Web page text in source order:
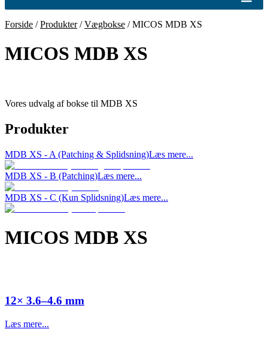
Forside /Produkter/Vægbokse /MICOS MDB XS
MICOS MDB XS
Vores udvalg af bokse til MDB XS
Produkter
MDB XS - A (Patching & Splidsning)Læs mere...
MDB XS - B (Patching)Læs mere...
MDB XS - C (Kun Splidsning)Læs mere...
MICOS MDB XS
12× 3.6–4.6 mm
Læs mere...